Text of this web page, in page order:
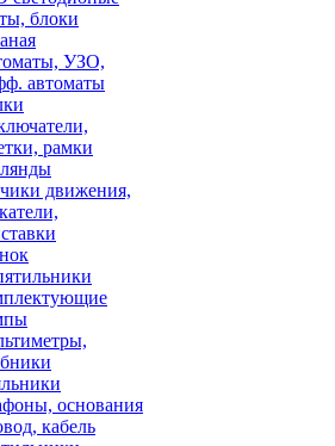
блоки
УЗО,
автоматы
рамки
движения,
основания
кабель